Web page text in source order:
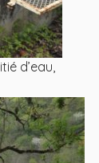
d’eau,